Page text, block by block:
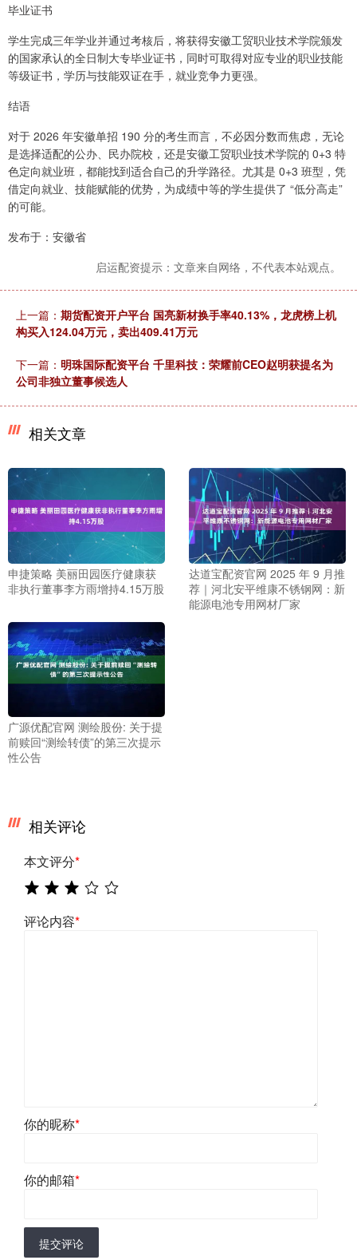
毕业证书
学生完成三年学业并通过考核后，将获得安徽工贸职业技术学院颁发
的国家承认的全日制大专毕业证书，同时可取得对应专业的职业技能
等级证书，学历与技能双证在手，就业竞争力更强。
结语
对于 2026 年安徽单招 190 分的考生而言，不必因分数而焦虑，无论
是选择适配的公办、民办院校，还是安徽工贸职业技术学院的 0+3 特
色定向就业班，都能找到适合自己的升学路径。尤其是 0+3 班型，凭
借定向就业、技能赋能的优势，为成绩中等的学生提供了 “低分高走”
的可能。
发布于：安徽省
启运配资提示：文章来自网络，不代表本站观点。
上一篇： 期货配资开户平台 国亮新材换手率40.13%，龙虎榜上机
构买入124.04万元，卖出409.41万元
下一篇： 明珠国际配资平台 千里科技：荣耀前CEO赵明获提名为
公司非独立董事候选人
相关文章
申捷策略 美丽田园医疗健康获
非执行董事李方雨增持4.15万股
达道宝配资官网 2025 年 9 月推
荐｜河北安平维康不锈钢网：新
能源电池专用网材厂家
广源优配官网 测绘股份: 关于提
前赎回“测绘转债”的第三次提示
性公告
相关评论
本文评分*
评论内容*
你的昵称*
你的邮箱*
提交评论